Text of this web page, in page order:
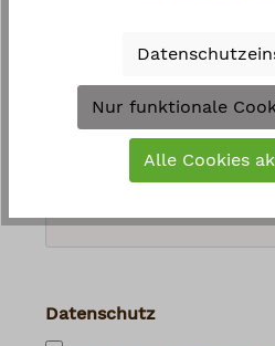
Um weiterzugehen, geben
abgebildeten Zeichen ein*
Datenschutz
Nur funktionale
Alle Cookies